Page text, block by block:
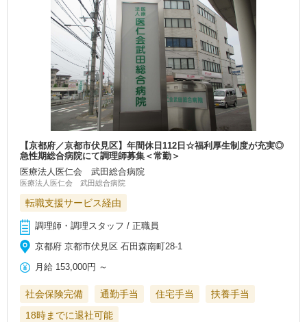
【京都府／京都市伏見区】年間休日112日☆福利厚生制度が充実◎
急性期総合病院にて調理師募集＜常勤＞
医療法人医仁会 武田総合病院
医療法人医仁会 武田総合病院
転職支援サービス経由
調理師・調理スタッフ / 正職員
京都府 京都市伏見区 石田森南町28-1
月給 153,000円 ～
社会保険完備 通勤手当 住宅手当
扶養手当
18時までに退社可能